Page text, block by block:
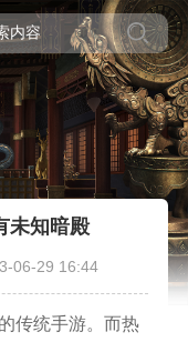
未知暗殿
06-29 16:44
传统手游。而热